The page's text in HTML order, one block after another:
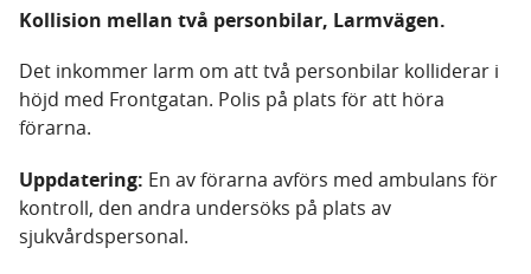
Kollision mellan två personbilar, Larmvägen.
Det inkommer larm om att två personbilar kolliderar i
höjd med Frontgatan. Polis på plats för att höra
förarna.
Uppdatering: En av förarna avförs med ambulans för
kontroll, den andra undersöks på plats av
sjukvårdspersonal.